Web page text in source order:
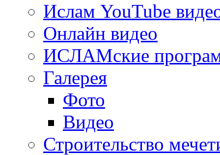
Ислам YouTube
Онлайн видео
ИСЛАМские
Галерея
Фото
Видео
Строительство